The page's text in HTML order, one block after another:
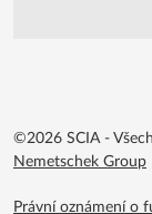
©2026 SCIA -
Nemetschek Group
Footer menu
Právní oznámení o